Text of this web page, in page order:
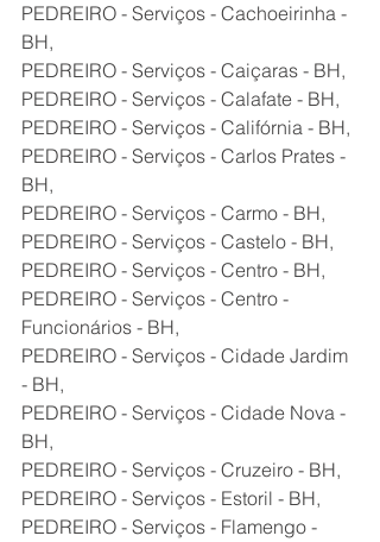
PEDREIRO - Serviços - Cachoeirinha -
BH,
PEDREIRO - Serviços - Caiçaras - BH,
PEDREIRO - Serviços - Calafate - BH,
PEDREIRO - Serviços - Califórnia - BH,
PEDREIRO - Serviços - Carlos Prates -
BH,
PEDREIRO - Serviços - Carmo - BH,
PEDREIRO - Serviços - Castelo - BH,
PEDREIRO - Serviços - Centro - BH,
PEDREIRO - Serviços - Centro -
Funcionários - BH,
PEDREIRO - Serviços - Cidade Jardim
- BH,
PEDREIRO - Serviços - Cidade Nova -
BH,
PEDREIRO - Serviços - Cruzeiro - BH,
PEDREIRO - Serviços - Estoril - BH,
PEDREIRO - Serviços - Flamengo -